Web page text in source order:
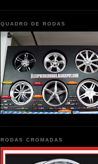
QUADRO DE RODAS
RODAS CROMADAS